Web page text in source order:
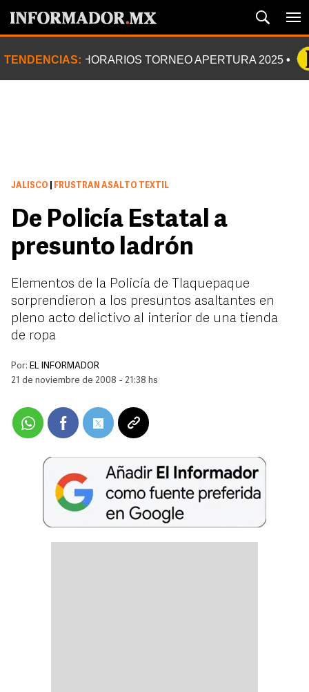
TENDENCIAS: HORARIOS TORNEO APERTURA 2025
JALISCO FRUSTRAN ASALTO TEXTIL
De Policía Estatal a
presunto ladrón
Elementos de la Policía de Tlaquepaque
sorprendieron a los presuntos asaltantes en
pleno acto delictivo al interior de una tienda
de ropa
Por: EL INFORMADOR
21 de noviembre de 2008 - 21:38 hs